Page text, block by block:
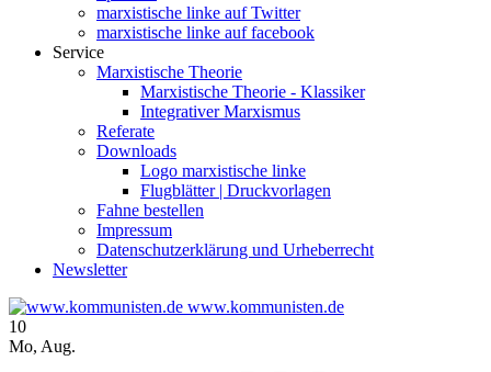
marxistische linke auf Twitter
marxistische linke auf facebook
Service
Marxistische Theorie
Marxistische Theorie - Klassiker
Integrativer Marxismus
Referate
Downloads
Logo marxistische linke
Flugblätter | Druckvorlagen
Fahne bestellen
Impressum
Datenschutzerklärung und Urheberrecht
Newsletter
www.kommunisten.de
10
Mo, Aug.